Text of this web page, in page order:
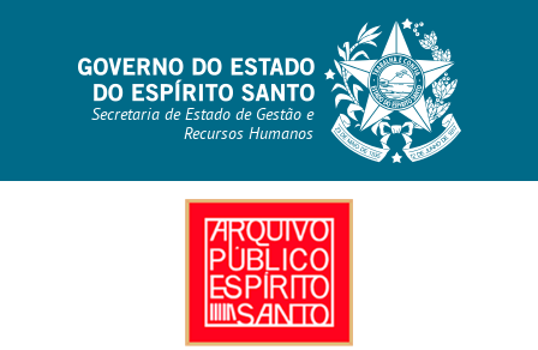
Secretaria de Estado de Gestão e
Recursos Humanos